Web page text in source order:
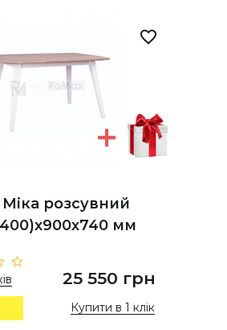
Міка розсувний
мм
25 550 грн
Купити в 1 клік